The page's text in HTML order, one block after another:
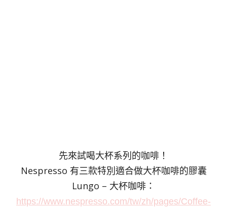
先來試喝大杯系列的咖啡！
Nespresso 有三款特別適合做大杯咖啡的膠囊
Lungo – 大杯咖啡：
https://www.nespresso.com/tw/zh/pages/Coffee-